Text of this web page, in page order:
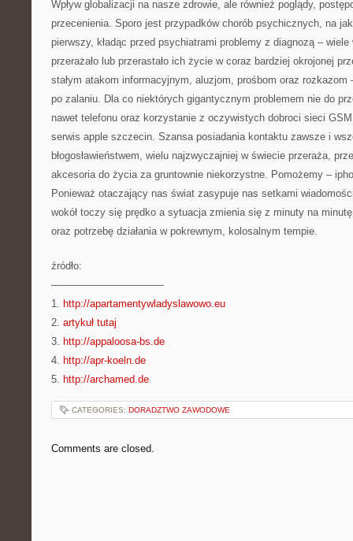
Wpływ globalizacji na nasze zdrowie, ale również poglądy,
przecenienia. Sporo jest przypadków chorób psychicznych, na
pierwszy, kładąc przed psychiatrami problemy z diagnozą – wiele
przerażało lub przerastało ich życie w coraz bardziej okrojonej
stałym atakom informacyjnym, aluzjom, prośbom oraz rozkazom
po zalaniu. Dla co niektórych gigantycznym problemem nie do
nawet telefonu oraz korzystanie z oczywistych dobroci sieci
serwis apple szczecin. Szansa posiadania kontaktu zawsze i
błogosławieństwem, wielu najzwyczajniej w świecie przeraża,
akcesoria do życia za gruntownie niekorzystne. Pomożemy –
Ponieważ otaczający nas świat zasypuje nas setkami
wokół toczy się prędko a sytuacja zmienia się z minuty na
oraz potrzebę działania w pokrewnym, kolosalnym tempie.
źródło:
———————————
1. http://apartamentywladyslawowo.eu
2. artykuł tutaj
3. http://appaloosa-bs.de
4. http://apr-koeln.de
5. http://archamed.de
CATEGORIES: DORADZTWO ZAWODOWE
Comments are closed.